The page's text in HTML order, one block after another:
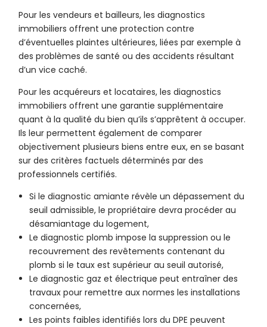
Pour les vendeurs et bailleurs, les diagnostics
immobiliers offrent une protection contre
d’éventuelles plaintes ultérieures, liées par exemple à
des problèmes de santé ou des accidents résultant
d’un vice caché.
Pour les acquéreurs et locataires, les diagnostics
immobiliers offrent une garantie supplémentaire
quant à la qualité du bien qu’ils s’apprêtent à occuper.
Ils leur permettent également de comparer
objectivement plusieurs biens entre eux, en se basant
sur des critères factuels déterminés par des
professionnels certifiés.
Si le diagnostic amiante révèle un dépassement du
seuil admissible, le propriétaire devra procéder au
désamiantage du logement,
Le diagnostic plomb impose la suppression ou le
recouvrement des revêtements contenant du
plomb si le taux est supérieur au seuil autorisé,
Le diagnostic gaz et électrique peut entraîner des
travaux pour remettre aux normes les installations
concernées,
Les points faibles identifiés lors du DPE peuvent